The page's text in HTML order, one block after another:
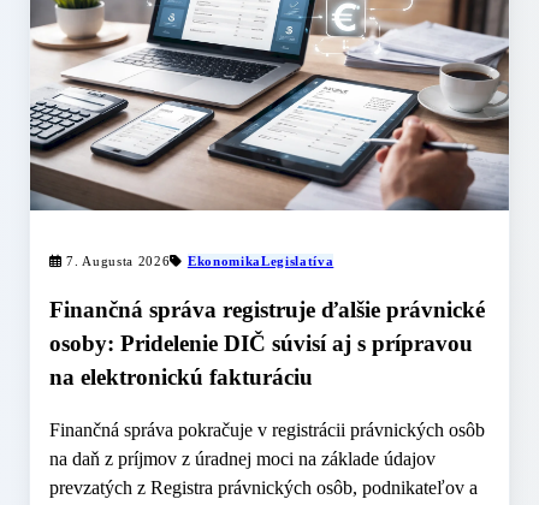
7. Augusta 2026 EkonomikaLegislatíva
Finančná správa registruje ďalšie právnické
osoby: Pridelenie DIČ súvisí aj s prípravou
na elektronickú fakturáciu
Finančná správa pokračuje v registrácii právnických osôb
na daň z príjmov z úradnej moci na základe údajov
prevzatých z Registra právnických osôb, podnikateľov a